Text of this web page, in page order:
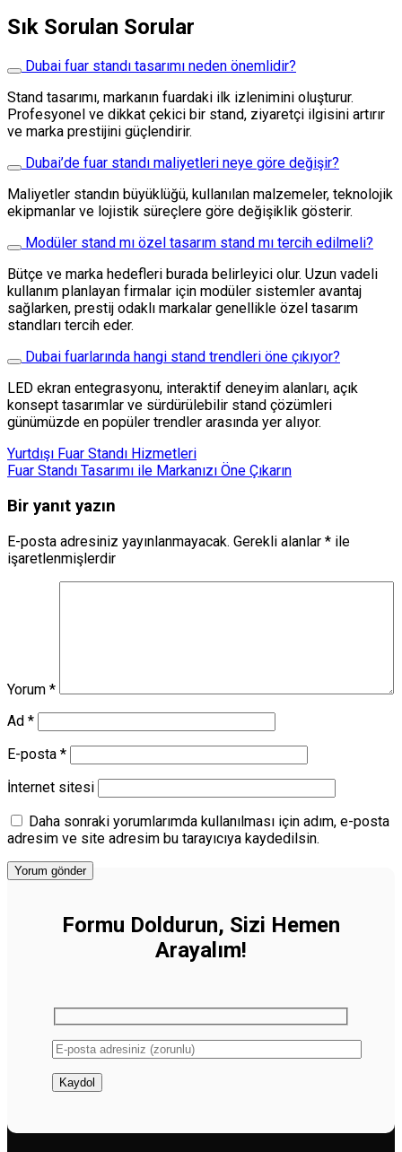
Sık Sorulan Sorular
Dubai fuar standı tasarımı neden önemlidir?
Stand tasarımı, markanın fuardaki ilk izlenimini oluşturur.
Profesyonel ve dikkat çekici bir stand, ziyaretçi ilgisini artırır
ve marka prestijini güçlendirir.
Dubai’de fuar standı maliyetleri neye göre değişir?
Maliyetler standın büyüklüğü, kullanılan malzemeler, teknolojik
ekipmanlar ve lojistik süreçlere göre değişiklik gösterir.
Modüler stand mı özel tasarım stand mı tercih edilmeli?
Bütçe ve marka hedefleri burada belirleyici olur. Uzun vadeli
kullanım planlayan firmalar için modüler sistemler avantaj
sağlarken, prestij odaklı markalar genellikle özel tasarım
standları tercih eder.
Dubai fuarlarında hangi stand trendleri öne çıkıyor?
LED ekran entegrasyonu, interaktif deneyim alanları, açık
konsept tasarımlar ve sürdürülebilir stand çözümleri
günümüzde en popüler trendler arasında yer alıyor.
Yurtdışı Fuar Standı Hizmetleri
Fuar Standı Tasarımı ile Markanızı Öne Çıkarın
Bir yanıt yazın
E-posta adresiniz yayınlanmayacak. Gerekli alanlar * ile
işaretlenmişlerdir
Yorum *
Ad *
E-posta *
İnternet sitesi
Daha sonraki yorumlarımda kullanılması için adım, e-posta
adresim ve site adresim bu tarayıcıya kaydedilsin.
Formu Doldurun, Sizi Hemen
Arayalım!